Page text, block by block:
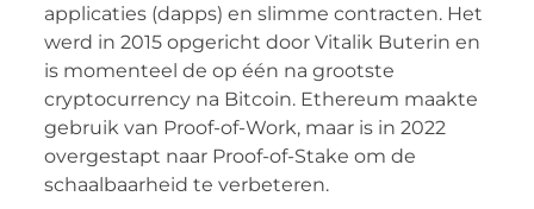
applicaties (dapps) en slimme contracten. Het
werd in 2015 opgericht door Vitalik Buterin en
is momenteel de op één na grootste
cryptocurrency na Bitcoin. Ethereum maakte
gebruik van Proof-of-Work, maar is in 2022
overgestapt naar Proof-of-Stake om de
schaalbaarheid te verbeteren.